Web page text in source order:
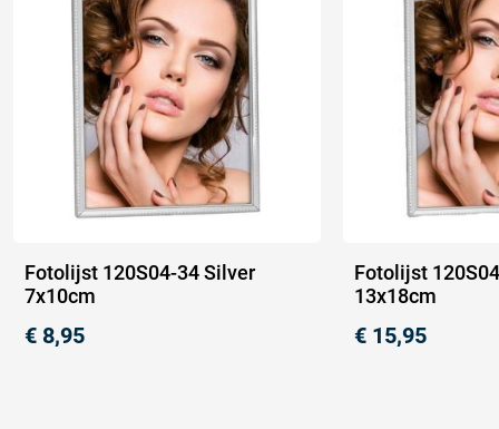
Fotolijst 120S04-34 Silver
7x10cm
€ 8,95
Fotolijst
13x18cm
€ 15,95